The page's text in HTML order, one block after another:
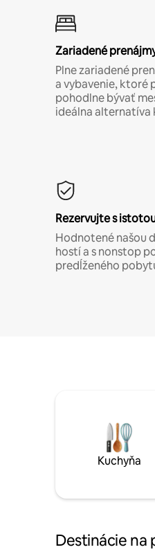
Zariadené
Plne zariadené
a vybavenie, ktoré
pohodlne bývať
ideálna alternatíva
Rezervujte s
Hodnotené našou
hostí a s nonstop
predĺženého
Kuchyňa
Destinácie na